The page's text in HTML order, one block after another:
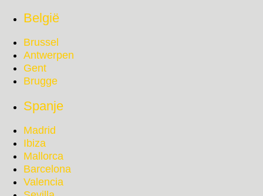
België
Brussel
Antwerpen
Gent
Brugge
Spanje
Madrid
Ibiza
Mallorca
Barcelona
Valencia